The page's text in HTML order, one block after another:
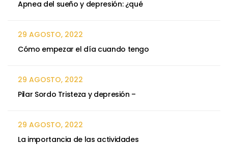
Apnea del sueño y depresión: ¿qué
29 AGOSTO, 2022
Cómo empezar el día cuando tengo
29 AGOSTO, 2022
Pilar Sordo Tristeza y depresión –
29 AGOSTO, 2022
La importancia de las actividades